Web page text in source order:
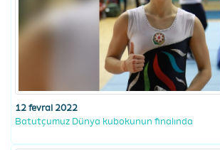
12 fevral 2022
Batutçumuz Dünya kubokunun finalında